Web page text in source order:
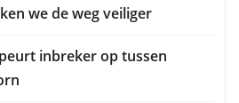
we de weg veiliger
inbreker op tussen